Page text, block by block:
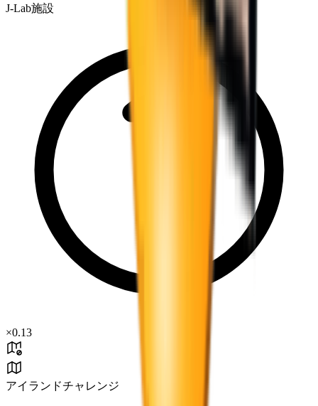
J-Lab施設
×0.13
アイランドチャレンジ